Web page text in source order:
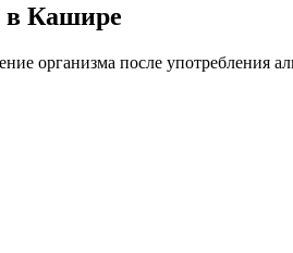
в Кашире
организма после употребления